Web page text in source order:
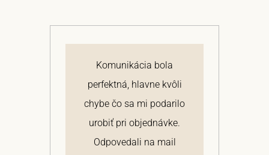
Komunikácia bola
perfektná, hlavne kvôli
chybe čo sa mi podarilo
urobiť pri objednávke.
Odpovedali na mail